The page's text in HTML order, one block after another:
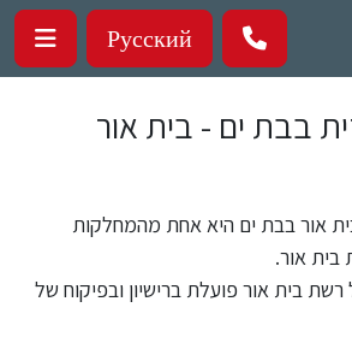
Русский
בבת ים - בית אור
אור בבת ים היא אחת מהמחלקות
אור.
בית אור פועלת ברישיון ובפיקוח של